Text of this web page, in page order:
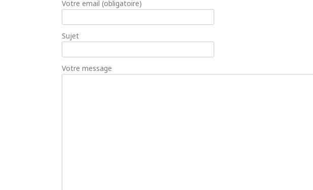
Votre email (obligatoire)
Sujet
Votre message